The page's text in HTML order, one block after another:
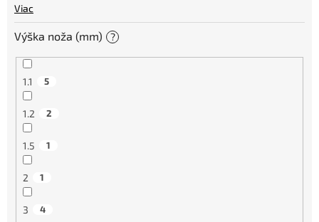
Viac
Výška noža (mm) ?
1.1 5
1.2 2
1.5 1
2 1
3 4